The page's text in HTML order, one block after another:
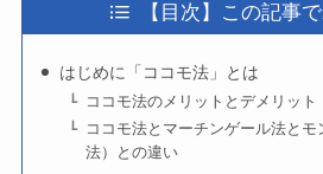
【目次】この記事
はじめに「ココモ法」とは
ココモ法のメリットとデメリット
ココモ法とマーチンゲール法とモ
法）との違い